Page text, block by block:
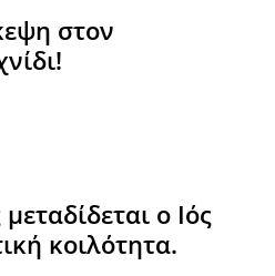
στον
ο Ιός
κοιλότητα.